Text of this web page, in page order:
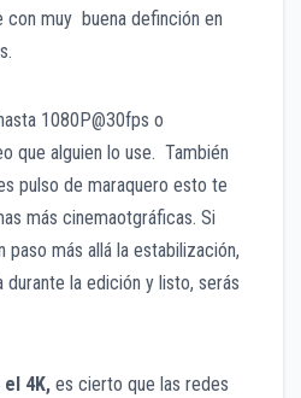
con muy buena definción en
1080P@30fps o
que alguien lo use. También
pulso de maraquero esto te
más cinemaotgráficas. Si
paso más allá la estabilización,
durante la edición y listo, serás
4K, es cierto que las redes